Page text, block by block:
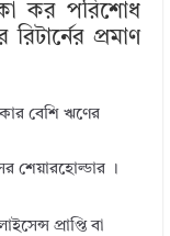
কর পরিশোধ
প্রমাণ
বেশি ঋণের
শেয়ারহোল্ডার ।
প্রাপ্তি বা